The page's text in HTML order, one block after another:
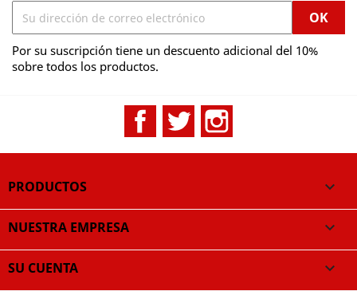
Por su suscripción tiene un descuento adicional del 10%
sobre todos los productos.
FacebookTwitter
PRODUCTOS 
NUESTRA EMPRESA 
SU CUENTA 